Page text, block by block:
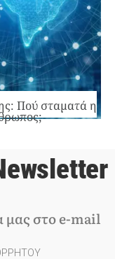
Πού σταματά η
μας στο e-mail